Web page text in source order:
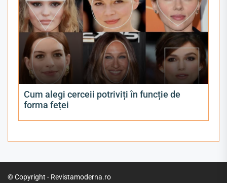
Cum alegi cerceii potriviți în funcție de
forma feței
© Copyright - Revistamoderna.ro